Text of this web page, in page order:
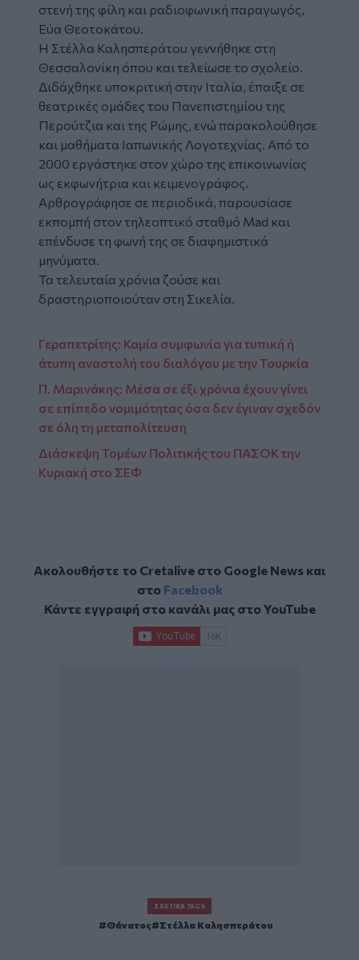
στενή της φίλη και ραδιοφωνική παραγωγός,
Εύα Θεοτοκάτου.
Η Στέλλα Καλησπεράτου γεννήθηκε στη
Θεσσαλονίκη όπου και τελείωσε το σχολείο.
Διδάχθηκε υποκριτική στην Ιταλία, έπαιξε σε
θεατρικές ομάδες του Πανεπιστημίου της
Περούτζια και της Ρώμης, ενώ παρακολούθησε
και μαθήματα Ιαπωνικής Λογοτεχνίας. Από το
2000 εργάστηκε στον χώρο της επικοινωνίας
ως εκφωνήτρια και κειμενογράφος.
Αρθρογράφησε σε περιοδικά, παρουσίασε
εκπομπή στον τηλεοπτικό σταθμό Mad και
επένδυσε τη φωνή της σε διαφημιστικά
μηνύματα.
Τα τελευταία χρόνια ζούσε και
δραστηριοποιούταν στη Σικελία.
Γεραπετρίτης: Καμία συμφωνία για τυπική ή
άτυπη αναστολή του διαλόγου με την Τουρκία
Π. Μαρινάκης: Μέσα σε έξι χρόνια έχουν γίνει
σε επίπεδο νομιμότητας όσα δεν έγιναν σχεδόν
σε όλη τη μεταπολίτευση
Διάσκεψη Τομέων Πολιτικής του ΠΑΣΟΚ την
Κυριακή στο ΣΕΦ
Ακολουθήστε το Cretalive στο Google Newsκαι
στο Facebook
Κάντε εγγραφή στο κανάλι μας στοYouTube
ΣΧΕΤΙΚΆ TAGS
Θάνατος Στέλλα Καλησπεράτου